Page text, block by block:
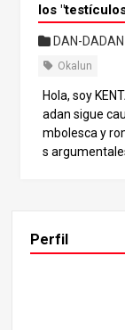
los
DAN-DADAN
Okalun
Hola, soy
adan sigue
mbolesca y
s
nesperados.
la historia, y
es y en el
ra conocer
Perfil